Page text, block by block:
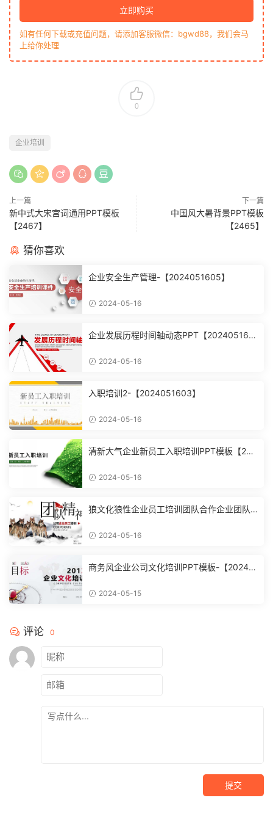
立即购买
如有任何下载或充值问题，请添加客服微信：bgwd88，我们会马
上给你处理
0
企业培训
上一篇
新中式大宋宫词通用PPT模板
【2467】
下一篇
中国风大暑背景PPT模板
【2465】
猜你喜欢
企业安全生产管理-【2024051605】
2024-05-16
企业发展历程时间轴动态PPT【202405160
2024-05-16
入职培训2-【2024051603】
2024-05-16
清新大气企业新员工入职培训PPT模板【202
2024-05-16
狼文化狼性企业员工培训团队合作企业团队
2024-05-16
商务风企业公司文化培训PPT模板-【20240
2024-05-15
评论 0
提交